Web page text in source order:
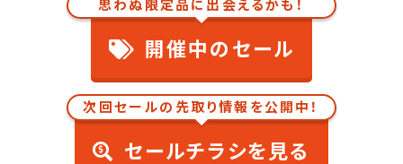
思わぬ限定品に出会えるかも！
開催中のセール
次回セールの先取り情報を公開中！
セールチラシを見る